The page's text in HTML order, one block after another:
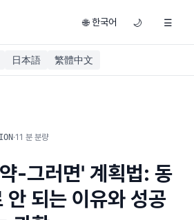
🌐 한국어 🌙 ☰
日本語 繁體中文
·11 분 분량
-그러면' 계획법: 동
안 되는 이유와 성공